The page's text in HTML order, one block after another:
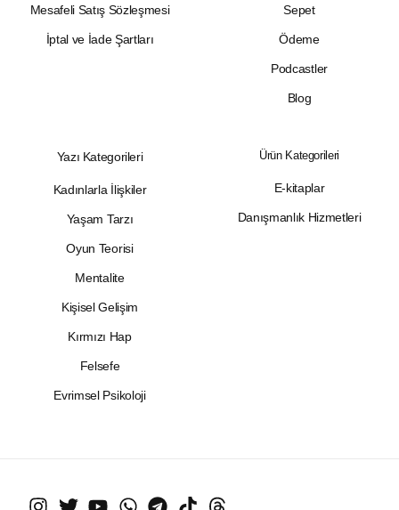
Mesafeli Satış Sözleşmesi
İptal ve İade Şartları
Sepet
Ödeme
Podcastler
Blog
Yazı Kategorileri
Kadınlarla İlişkiler
Yaşam Tarzı
Oyun Teorisi
Mentalite
Kişisel Gelişim
Kırmızı Hap
Felsefe
Evrimsel Psikoloji
Ürün Kategorileri
E-kitaplar
Danışmanlık Hizmetleri